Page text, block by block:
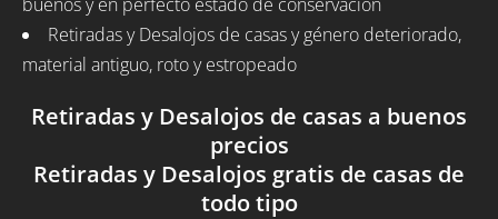
Retiradas y Desalojos de casas y género deteriorado,
material antiguo, roto y estropeado
Retiradas y Desalojos de casas a buenos
precios
Retiradas y Desalojos gratis de casas de
todo tipo